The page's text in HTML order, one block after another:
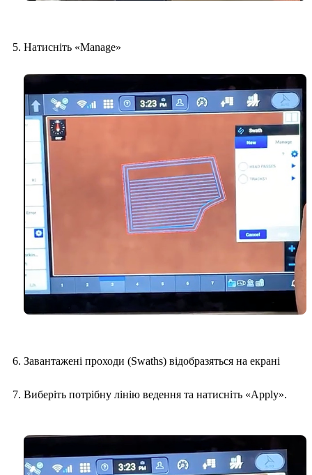
Натисніть «Manage»
Завантажені проходи (Swaths) відобразяться на екрані
Виберіть потрібну лінію ведення та натисніть «Apply».